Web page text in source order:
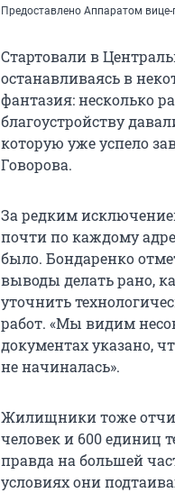
Предоставлено Аппаратом
Стартовали в
останавливаясь в
фантазия: несколько
благоустройству
которую уже успело
Говорова.
За редким
почти по каждому
было. Бондаренко
выводы делать рано,
уточнить
работ. «Мы видим
документах указано,
не начиналась».
Жилищники тоже
человек и 600 единиц
правда на большей
условиях они